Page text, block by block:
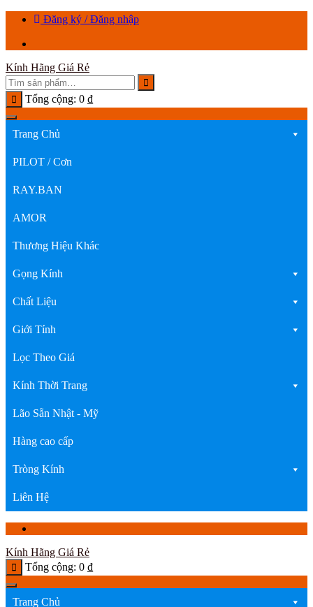
Chuyển
dung
Đăng ký / Đăng nhập
Kính Hãng Giá Rẻ
Tổng cộng: 0 ₫
Trang Chủ
PILOT / Cơn
RAY.BAN
AMOR
Thương Hiệu Khác
Gọng Kính
Chất Liệu
Giới Tính
Lọc Theo Giá
Kính Thời Trang
Lão Sẵn Nhật - Mỹ
Hàng cao cấp
Tròng Kính
Liên Hệ
Kính Hãng Giá Rẻ
Tổng cộng: 0 ₫
Trang Chủ